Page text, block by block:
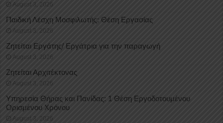
August 3, 2026
Παιδική Λέσχη Μοσφιλωτής: Θέση Εργασίας
August 3, 2026
Ζητείται Εργάτης/ Εργάτρια για την παραγωγή
August 3, 2026
Ζητείται Αρχιτέκτονας
August 3, 2026
Υπηρεσία Θήρας και Πανίδας: 1 Θέση Eργοδοτουμένου
Oρισμένου Xρόνου
August 3, 2026